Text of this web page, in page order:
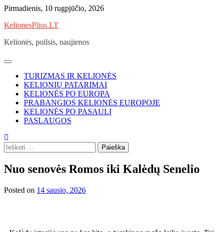
Skip
content
Pirmadienis, 10 rugpjūčio, 2026
KelionesPlius.LT
Kelionės, poilsis, naujienos
TURIZMAS IR KELIONĖS
KELIONIŲ PATARIMAI
KELIONĖS PO EUROPA
PRABANGIOS KELIONĖS EUROPOJE
KELIONĖS PO PASAULĮ
PASLAUGOS
Ieškoti:
Nuo senovės Romos iki Kalėdų Senelio
Posted on 14 sausio, 2026